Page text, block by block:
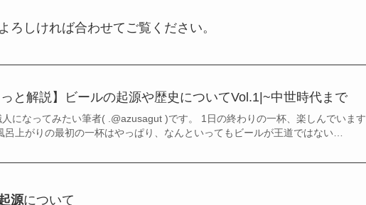
ろしければ合わせてご覧ください。
っと解説】ビールの起源や歴史についてVol.1|~中世時代まで
人になってみたい筆者( .@azusagut )です。 1日の終わりの一杯、楽しんでいます
呂上がりの最初の一杯はやっぱり、なんといってもビールが王道ではない…
源について